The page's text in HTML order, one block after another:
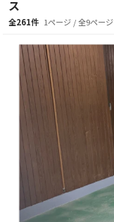
ス
全261件 1ページ / 全9ページ